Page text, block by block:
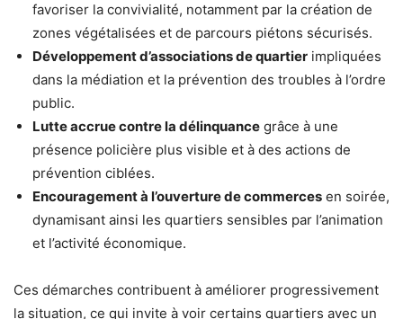
favoriser la convivialité, notamment par la création de
zones végétalisées et de parcours piétons sécurisés.
Développement d’associations de quartier impliquées
dans la médiation et la prévention des troubles à l’ordre
public.
Lutte accrue contre la délinquance grâce à une
présence policière plus visible et à des actions de
prévention ciblées.
Encouragement à l’ouverture de commerces en soirée,
dynamisant ainsi les quartiers sensibles par l’animation
et l’activité économique.
Ces démarches contribuent à améliorer progressivement
la situation, ce qui invite à voir certains quartiers avec un